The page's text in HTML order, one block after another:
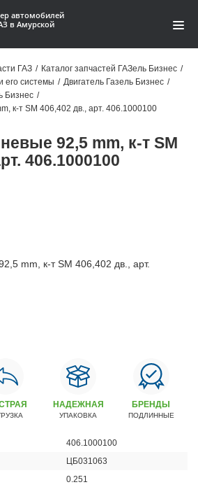
автомобилей
в Амурской
8.30 до 18.00 (+6 по МСК)
ПН-СБ с 8.30 до 20.00
ГАЗ / Каталог запчастей ГАЗель Бизнес /
его системы / Двигатель Газель Бизнес /
Бизнес /
к-т SM 406,402 дв., арт. 406.1000100
92,5 mm, к-т SM
406.1000100
НАДЕЖНАЯ
УПАКОВКА
БРЕНДЫ
ПОДЛИННЫЕ
406.1000100
ЦБ031063
0.251